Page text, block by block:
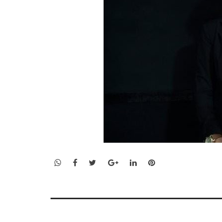
WhatsApp
Facebook
TwitterGoogle+LinkedInPinterest